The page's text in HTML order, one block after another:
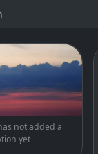
not added a
yet